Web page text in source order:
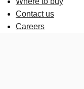
Contact us
Careers